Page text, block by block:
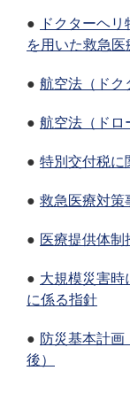
ドクターヘ
を用いた救急医
航空法（ドク
航空法（ドロ
特別交付税に
救急医療対策
医療提供体制
大規模災害時
に係る指針
防災基本計画
後）